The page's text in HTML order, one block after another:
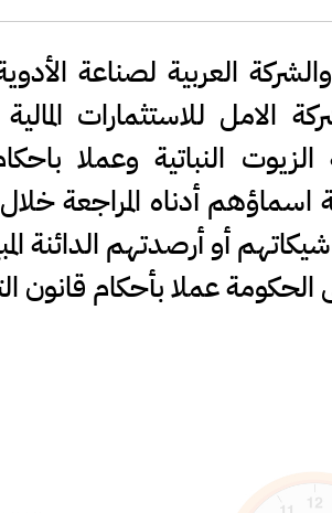
العربية لصناعة
الامل للاستثمارات
الزيوت النباتية وعملا
اسماؤهم أدناه المراجعة
أو أرصدتهم الدائنة
عملا بأحكام قانون